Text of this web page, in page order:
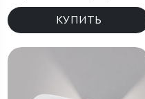
Recess черный
КУПИТЬ